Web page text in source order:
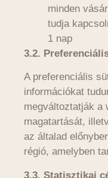
minden
tudja
1 nap
3.2.
A preferenciális
információkat
megváltoztatják a
magatartását,
az általad
régió, amelyben
3.3. Statisztikai